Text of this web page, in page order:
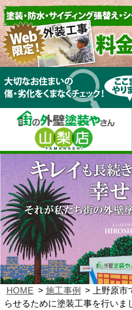
HOME 施工事例
上野原
らせるために塗装工事を行いま